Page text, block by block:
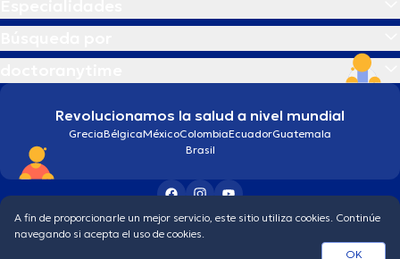
Revolucionamos la salud a nivel mundial
GreciaBélgicaMéxicoColombiaEcuadorGuatemala
Brasil
Condiciones generales
Política de protección de los datos personales
A fin de proporcionarle un mejor servicio, este sitio utiliza cookies. Continúe
navegando si acepta el uso de cookies.
OK